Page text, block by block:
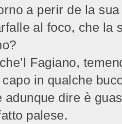
a perir de la sua
al foco, che la
Fagiano,
in qualche
dire è
palese.